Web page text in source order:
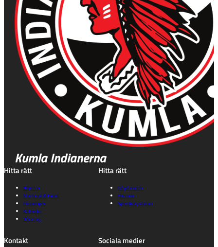
Kumla Indianerna
Hitta rätt
Biljetter
Marknad & Event
Föreningen
Kalender
Våra lag
Hitta rätt
Gå på match
Historia
Speedwayskolan
Kontakt Sociala medier